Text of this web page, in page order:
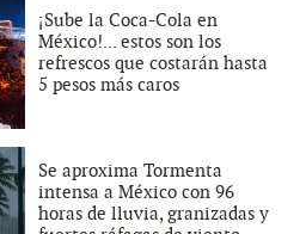
¡Sube la Coca-Cola en
México!... estos son los
refrescos que costarán hasta
5 pesos más caros
Se aproxima Tormenta
intensa a México con 96
horas de lluvia, granizadas y